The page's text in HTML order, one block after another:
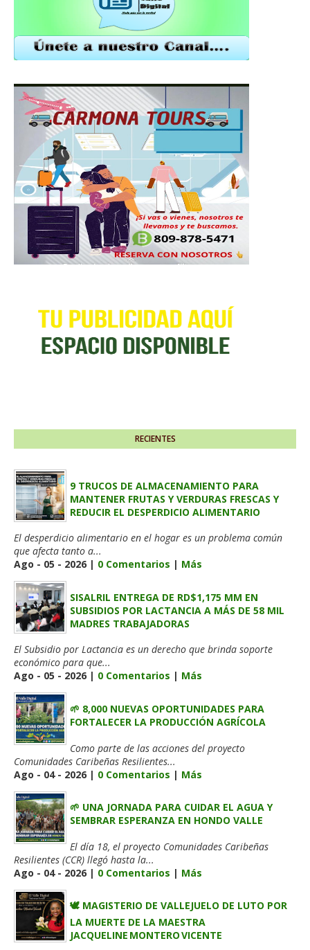
RECIENTES
9 TRUCOS DE ALMACENAMIENTO PARA
MANTENER FRUTAS Y VERDURAS FRESCAS Y
REDUCIR EL DESPERDICIO ALIMENTARIO
El desperdicio alimentario en el hogar es un problema común
que afecta tanto a...
Ago - 05 - 2026 | 0 Comentarios | Más
SISALRIL ENTREGA DE RD$1,175 MM EN
SUBSIDIOS POR LACTANCIA A MÁS DE 58 MIL
MADRES TRABAJADORAS
El Subsidio por Lactancia es un derecho que brinda soporte
económico para que...
Ago - 05 - 2026 | 0 Comentarios | Más
🌱 8,000 NUEVAS OPORTUNIDADES PARA
FORTALECER LA PRODUCCIÓN AGRÍCOLA
Como parte de las acciones del proyecto
Comunidades Caribeñas Resilientes...
Ago - 04 - 2026 | 0 Comentarios | Más
🌱 UNA JORNADA PARA CUIDAR EL AGUA Y
SEMBRAR ESPERANZA EN HONDO VALLE
El día 18, el proyecto Comunidades Caribeñas
Resilientes (CCR) llegó hasta la...
Ago - 04 - 2026 | 0 Comentarios | Más
🕊️ MAGISTERIO DE VALLEJUELO DE LUTO POR
LA MUERTE DE LA MAESTRA
JACQUELINE MONTERO VICENTE